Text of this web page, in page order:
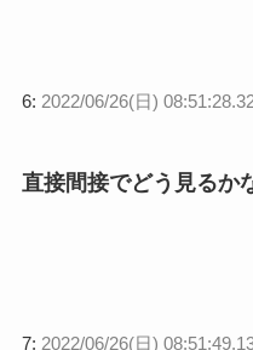
6: 2022/06/26(日)
直接間接でどう見るか
7: 2022/06/26(日)